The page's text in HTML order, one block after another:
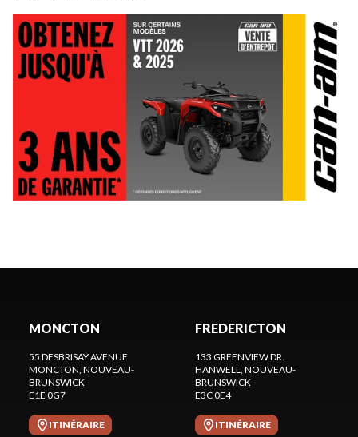
MONCTON
55 DESBRISAY AVENUE
MONCTON, NOUVEAU-
BRUNSWICK
E1E 0G7
ITINÉRAIRE
FREDERICTON
133 GREENVIEW DR.
HANWELL, NOUVEAU-
BRUNSWICK
E3C 0E4
ITINÉRAIRE